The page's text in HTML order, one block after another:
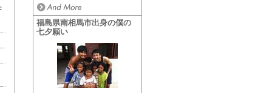
福島県南相馬市出身の僕の
七夕願い